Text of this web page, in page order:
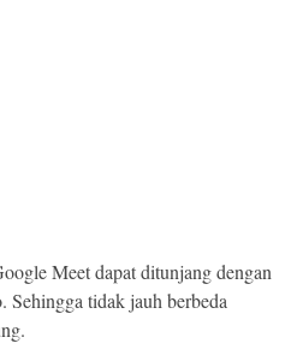
Meet dapat ditunjang dengan
Sehingga tidak jauh berbeda